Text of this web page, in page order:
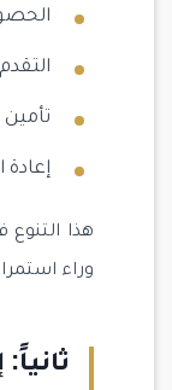
إعادة
هذا التنوع
وراء